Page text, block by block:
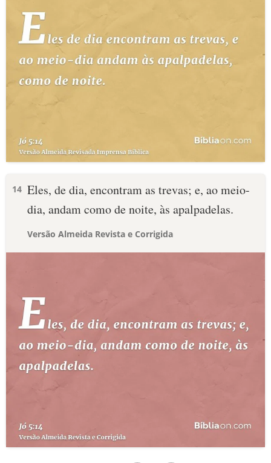
14 Eles, de dia, encontram as trevas; e, ao meio-
dia, andam como de noite, às apalpadelas.
Versão Almeida Revista e Corrigida